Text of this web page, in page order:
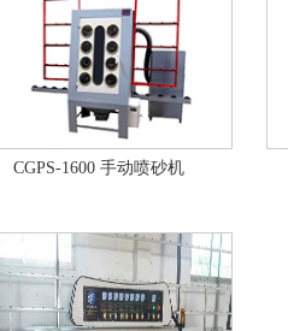
CGPS-1600 手动喷砂机